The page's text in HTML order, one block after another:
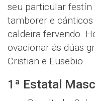
seu particular festín
tamborer e
caldeira fervendo.
ovacionar ás dúas
Cristian e Eusebio.
1ª Estatal